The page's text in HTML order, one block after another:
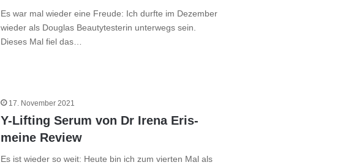
Es war mal wieder eine Freude: Ich durfte im Dezember
wieder als Douglas Beautytesterin unterwegs sein.
Dieses Mal fiel das…
17. November 2021
Y-Lifting Serum von Dr Irena Eris-
meine Review
Es ist wieder so weit: Heute bin ich zum vierten Mal als